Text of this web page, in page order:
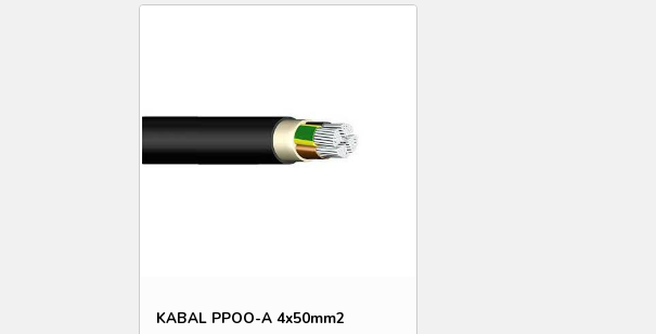
KABAL PPOO-A 4x50mm2